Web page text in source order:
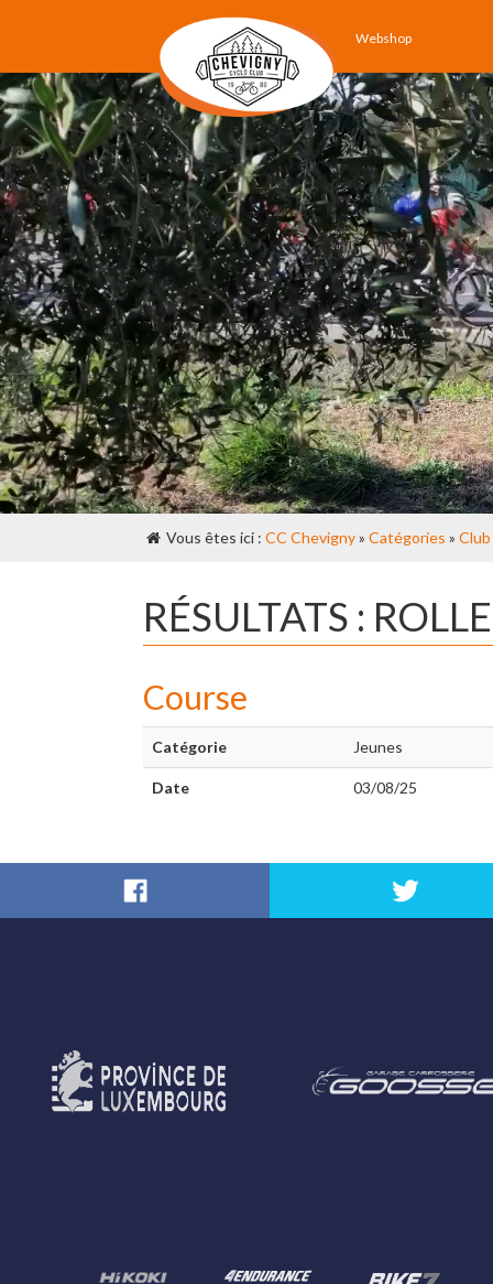
Webshop
Vous êtes ici : CC Chevigny» Catégories » Club
RÉSULTATS :
Course
Catégorie Jeunes
Date 03/08/25